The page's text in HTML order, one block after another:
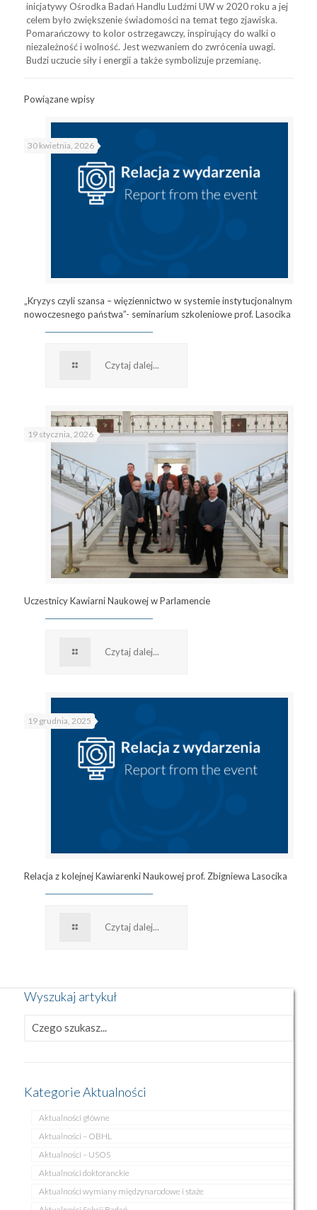
inicjatywy Ośrodka Badań Handlu Ludźmi UW w 2020 roku a jej
celem było zwiększenie świadomości na temat tego zjawiska.
Pomarańczowy to kolor ostrzegawczy, inspirujący do walki o
niezależność i wolność. Jest wezwaniem do zwrócenia uwagi.
Budzi uczucie siły i energii a także symbolizuje przemianę.
Powiązane wpisy
30 kwietnia, 2026
„Kryzys czyli szansa – więziennictwo w systemie instytucjonalnym
nowoczesnego państwa”- seminarium szkoleniowe prof. Lasocika
Czytaj dalej...
19 stycznia, 2026
Uczestnicy Kawiarni Naukowej w Parlamencie
Czytaj dalej...
19 grudnia, 2025
Relacja z kolejnej Kawiarenki Naukowej prof. Zbigniewa Lasocika
Czytaj dalej...
Wyszukaj artykuł
Kategorie Aktualności
Aktualności główne
Aktualności – OBHL
Aktualności – USOS
Aktualności doktoranckie
Aktualności wymiany międzynarodowe i staże